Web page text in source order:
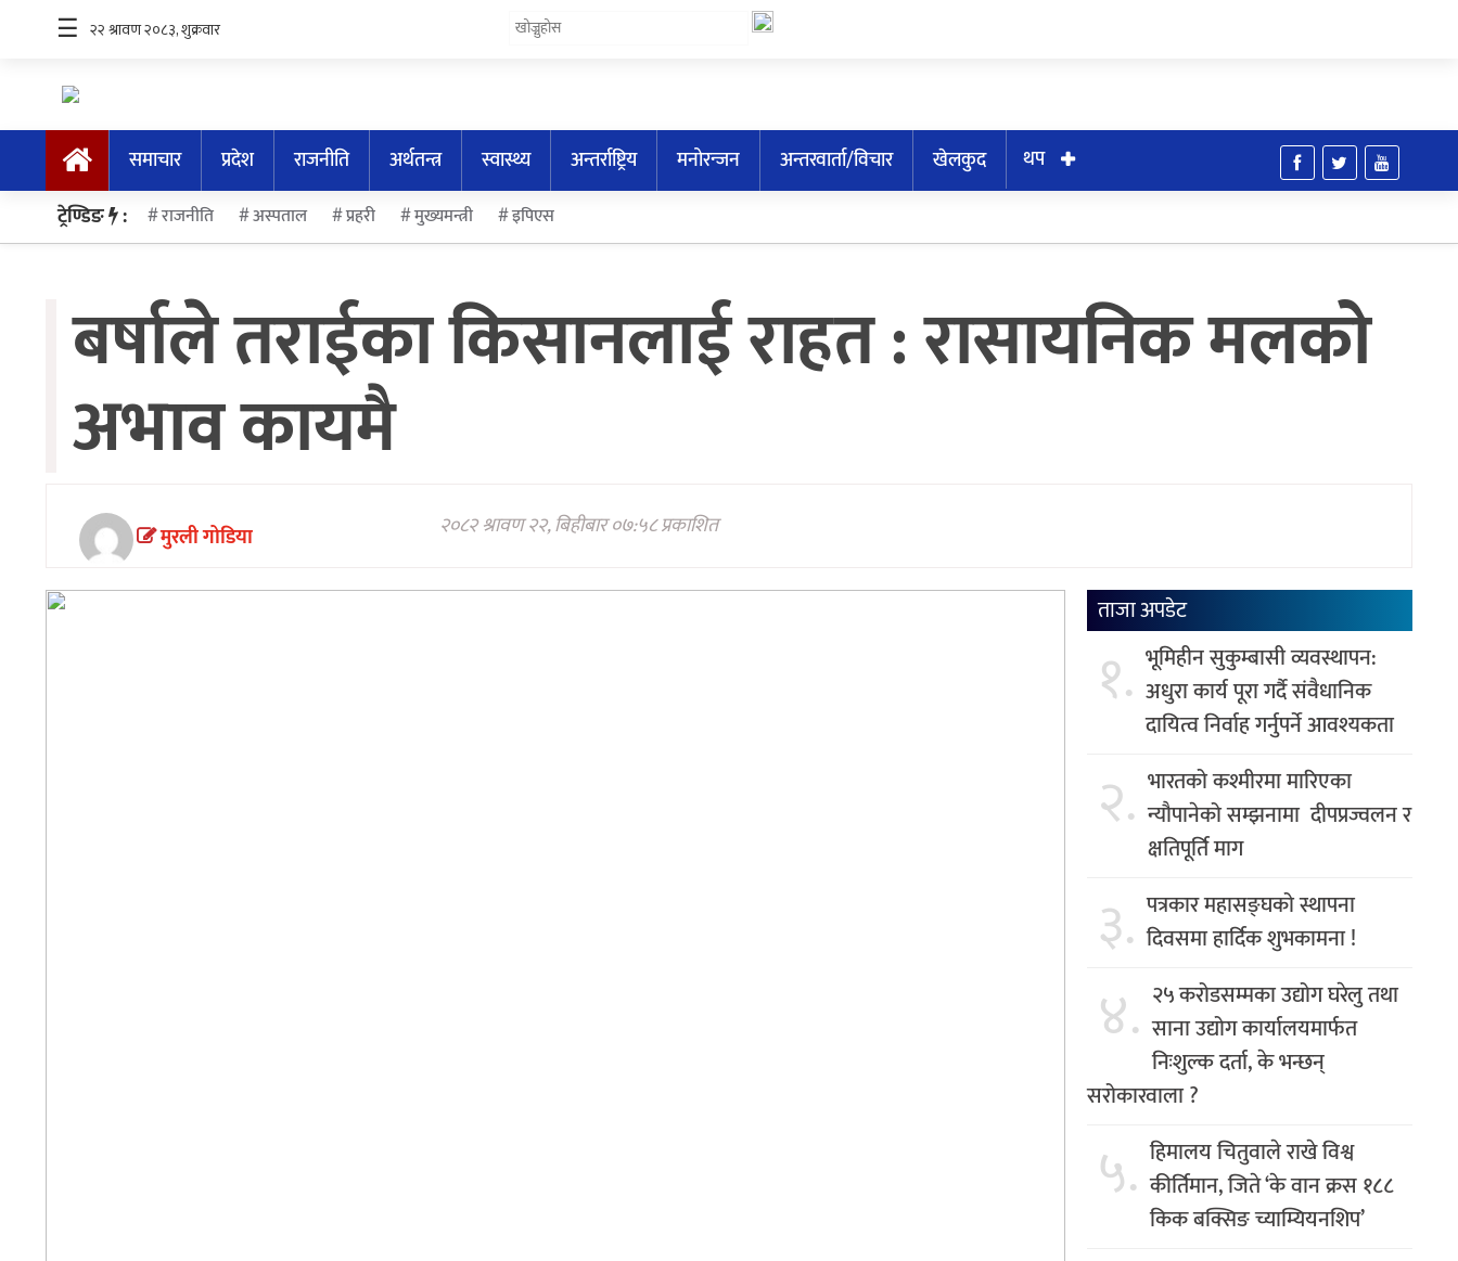
समाचार
प्रदेश
अर्थतन्त्र
स्वास्थ्य
अन्तर्राष्ट्रिय
मनोरन्जन
विचार
खेलकुद
थप
☰
समाचार प्रदेश राजनीति अर्थतन्त्र स्वास्थ्य अन्तर्राष्ट्रिय मनोरन्जन अन्तरवार्ता/विचार खेलकुद
थप
ट्रेण्डिङ : राजनीति अस्पताल प्रहरी मुख्यमन्त्री इपिएस
बर्षाले तराईका किसानलाई राहत : रासायनिक मलको
अभाव कायमै
मुरली गोडिया २०८२ श्रावण २२, बिहीबार ०७:५८ प्रकाशित
ताजा अपडेट
१. भूमिहीन सुकुम्बासी व्यवस्थापन:
अधुरा कार्य पूरा गर्दै संवैधानिक
दायित्व निर्वाह गर्नुपर्ने आवश्यकता
२. भारतको कश्मीरमा मारिएका
न्यौपानेको सम्झनामा दीपप्रज्वलन र
क्षतिपूर्ति माग
३. पत्रकार महासङ्घको स्थापना
दिवसमा हार्दिक शुभकामना !
४. २५ करोडसम्मका उद्योग घरेलु तथा
साना उद्योग कार्यालयमार्फत
निःशुल्क दर्ता, के भन्छन्
सरोकारवाला ?
५. हिमालय चितुवाले राखे विश्व
कीर्तिमान, जिते ‘के वान क्रस १८८
किक बक्सिङ च्याम्यियनशिप’